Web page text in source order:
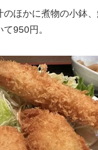
のほかに煮物の小鉢
950円。